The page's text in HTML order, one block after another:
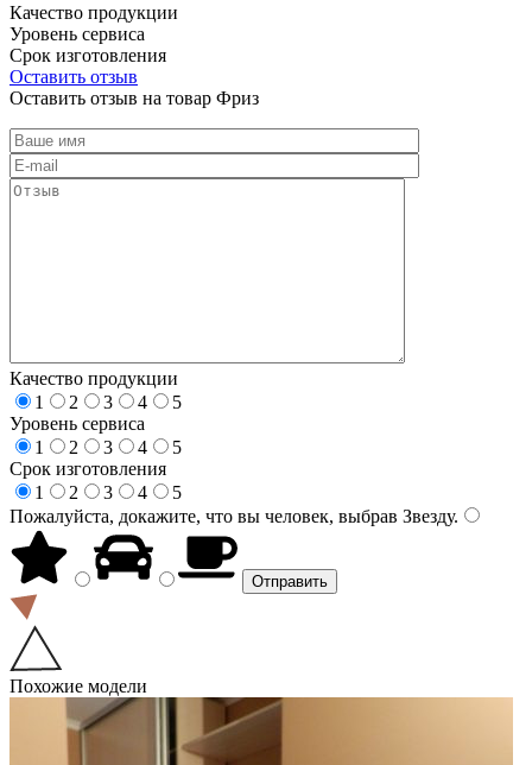
Качество продукции
Уровень сервиса
Срок изготовления
Оставить отзыв
Оставить отзыв на товар Фриз
Качество продукции
1
2 3 4
5
Уровень сервиса
1
2 3 4
5
Срок изготовления
1
2 3 4
5
Пожалуйста, докажите, что вы человек, выбрав Звезду.
Похожие модели